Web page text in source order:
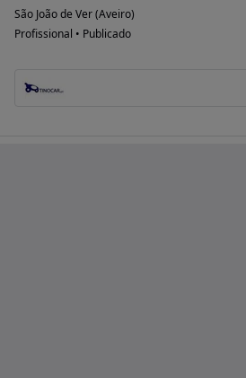
São João de Ver (Aveiro)
Profissional • Publicado